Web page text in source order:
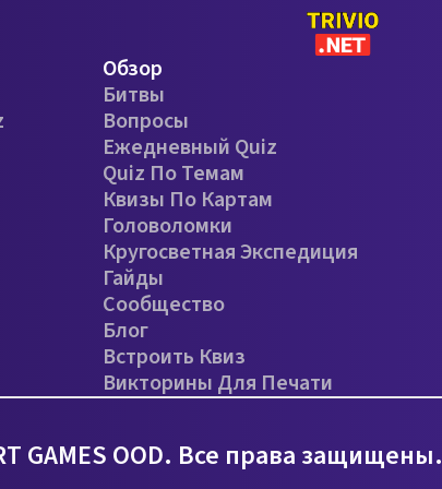
Обзор
Битвы
Вопросы
Ежедневный Quiz
Quiz По Темам
Квизы По Картам
Головоломки
Кругосветная Экспедиция
Гайды
Сообщество
Блог
Встроить Квиз
Викторины Для Печати
GAMES OOD. Все права защищены.